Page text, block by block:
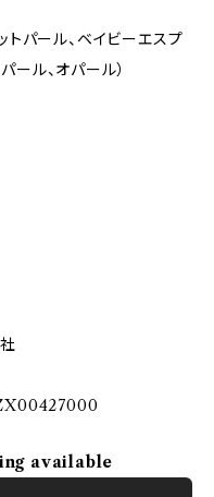
トパール、ベイビーエスプ
ール、オパール）
available